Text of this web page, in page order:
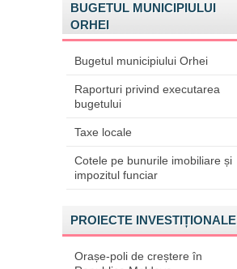
BUGETUL MUNICIPIULUI
ORHEI
Bugetul municipiului Orhei
Raporturi privind executarea
bugetului
Taxe locale
Cotele pe bunurile imobiliare și
impozitul funciar
PROIECTE INVESTIȚIONALE
Orașe-poli de creștere în